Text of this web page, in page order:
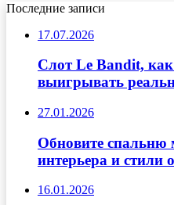
Последние записи
17.07.2026
Слот Le Bandit,
выигрывать
27.01.2026
Обновите спальню
интерьера и стили
16.01.2026